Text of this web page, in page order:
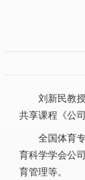
刘新民教
共享课程《公
全国体育
育科学学会公
育管理等。